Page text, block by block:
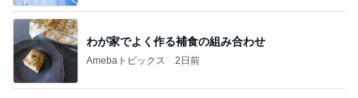
わが家でよく作る補食の組み合わせ
Amebaトピックス 2日前